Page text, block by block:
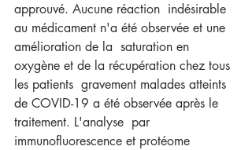
approuvé. Aucune réaction  indésirable
au médicament n'a été observée et une
amélioration de la  saturation en
oxygène et de la récupération chez tous
les patients  gravement malades atteints
de COVID-19 a été observée après le
traitement. L'analyse  par
immunofluorescence et protéome